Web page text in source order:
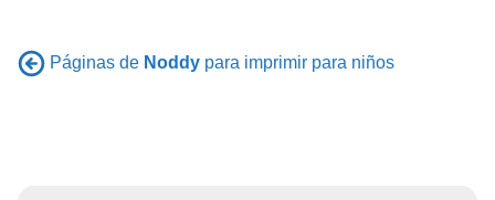
Páginas de Noddy para imprimir para niños